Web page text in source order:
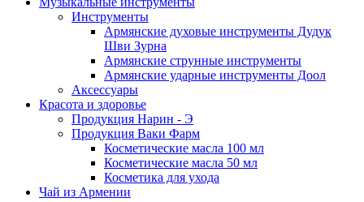
Инструменты
Армянские духовые инструменты Дудук
Шви Зурна
Армянские струнные инструменты
Армянские ударные инструменты Доол
Аксессуары
Красота и здоровье
Продукция Нарин - Э
Продукция Ваки Фарм
Косметические масла 100 мл
Косметические масла 50 мл
Косметика для ухода
Чай из Армении